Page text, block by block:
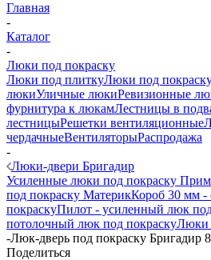
Главная
-
Каталог
-
Люки под покраску
Люки под плиткуЛюки под
люкиУличные люкиРевизионные
фурнитура к люкамЛестницы в
лестницыРешетки вентиляционные
чердачныеВентиляторыРаспродажа
-
Люки-двери Бригадир
Усиленные люки под покраску
под покраску МатерикКороб 30 мм -
покраскуПилот - усиленный люк
потолочный люк под покраскуЛюки
-Люк-дверь под покраску Бригадир
Поделиться